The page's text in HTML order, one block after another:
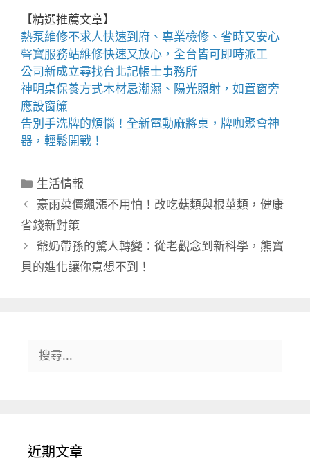
【精選推薦文章】
熱泵維修不求人快速到府、專業檢修、省時又安心
聲寶服務站維修快速又放心，全台皆可即時派工
公司新成立尋找台北記帳士事務所
神明桌保養方式木材忌潮濕、陽光照射，如置窗旁
應設窗簾
告別手洗牌的煩惱！全新電動麻將桌 ，牌咖聚會神
器，輕鬆開戰！
分
類
生活情報
豪雨菜價飆漲不用怕！改吃菇類與根莖類，健康
省錢新對策
爺奶帶孫的驚人轉變：從老觀念到新科學，熊寶
貝的進化讓你意想不到！
尋:
近期文章